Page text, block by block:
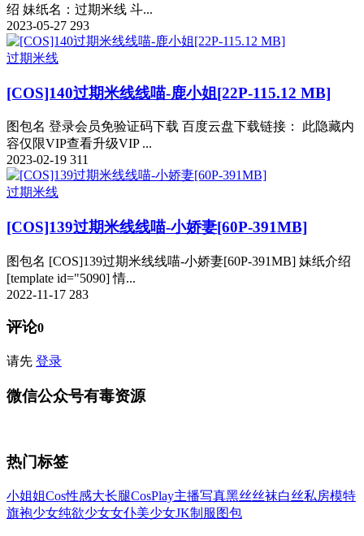
绍 妹纸名：过期米线 斗...
2023-05-27 293
过期米线
[COS]140过期米线线喵-鹿小姐[22P-115.12 MB]
图包名 登录会员免验证码下载 百度云盘下载链接： 此隐藏内
容仅限VIP查看升级VIP ...
2023-02-19 311
过期米线
[COS]139过期米线线喵-小娇妻[60P-391MB]
图包名 [COS]139过期米线线喵-小娇妻[60P-391MB] 妹纸介绍
[template id="5090] 情...
2022-11-17 283
评论0
请先 登录
微信公众号有毒资源
热门标签
小姐姐Cos性感大长腿CosPlay主播写真黑丝丝袜白丝私房模特
旗袍少女纯欲少女女仆美少女JK制服 图包